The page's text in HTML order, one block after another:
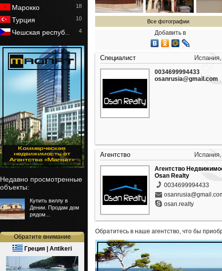
Марокко 18
Турция 10
Чешская респуб 4
Недавно просмотренные
объекты:
Купить виллу в
Дении. Продам дом
рядом...
Обратите внимание
Греция | Antikeri
Все фотографии
Добавить в
Специалист
0034699994433
osanrusia@gmail.com
Агентство
Агентство
Osan Realty
0034699994433
osan.realty
Обратитесь в наше агентство, что бы